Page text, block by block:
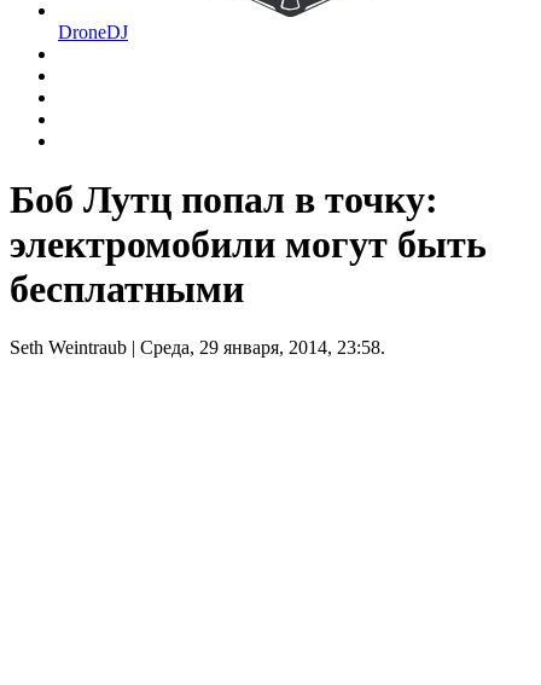
DroneDJ
Боб Лутц попал в точку:
электромобили могут быть
бесплатными
Seth Weintraub | Среда, 29 января, 2014, 23:58.